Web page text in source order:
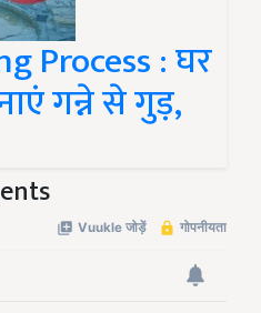
Process : घर
गन्ने से गुड़,